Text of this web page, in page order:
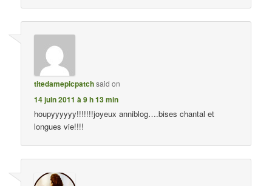
titedamepicpatchsaid on
14 juin 2011 à 9 h 13 min
houpyyyyyy!!!!!!!joyeux anniblog….bises chantal et
longues vie!!!!